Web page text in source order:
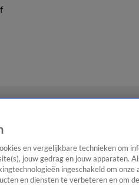
en vergelijkbare technieken om
jouw gedrag en jouw apparaten.
ingeschakeld om
en diensten te verbeteren en om